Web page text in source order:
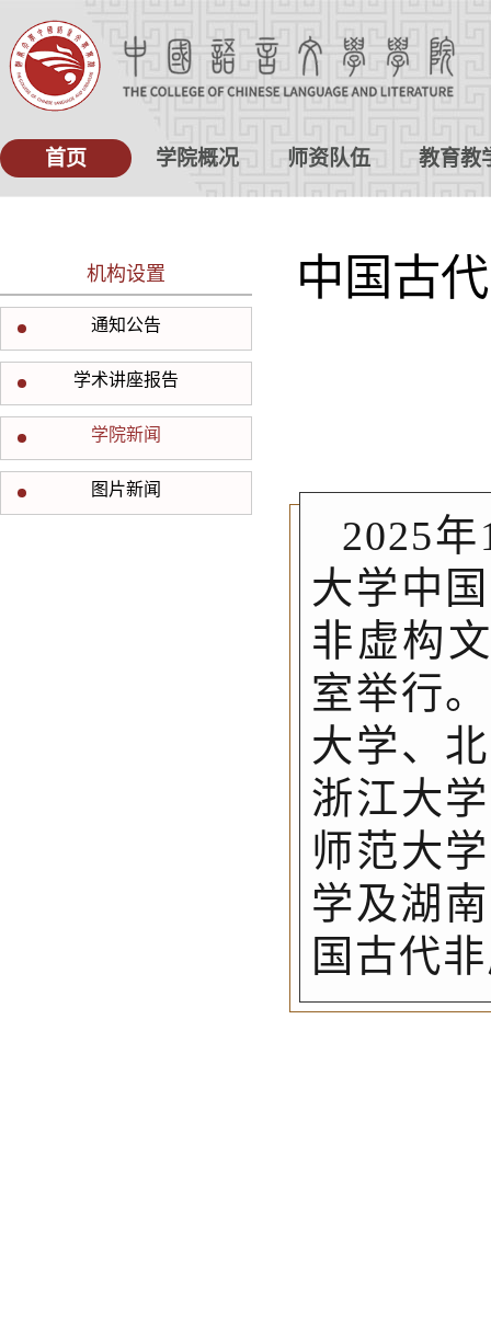
首页 学院概况 师资队伍 教育教
机构设置
通知公告
学术讲座报告
学院新闻
图片新闻
中国古
2025
大学中
非虚构
室举行
大学、
浙江大
师范大
学及湖
国古代